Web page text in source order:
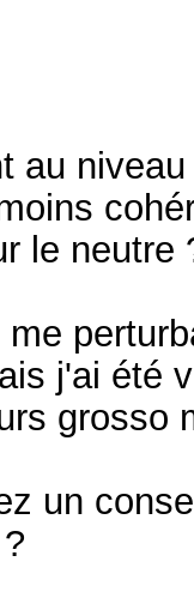
au
le neutre
j'ai été
grosso
un